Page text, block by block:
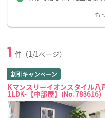
も
1 件（1/1ページ）
割引キャンペーン
Kマンスリーイオンスタイル八
1LDK-【中部屋】(No.788616)